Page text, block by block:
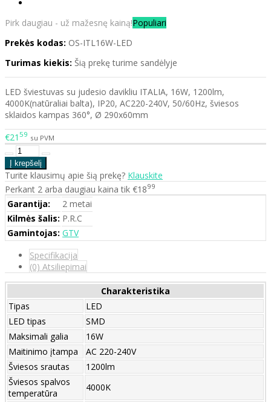
Pirk daugiau - už mažesnę kainą!Populiari
Prekės kodas: OS-ITL16W-LED
Turimas kiekis: Šią prekę turime sandėlyje
LED šviestuvas su judesio davikliu ITALIA, 16W, 1200lm,
4000K(natūraliai balta), IP20, AC220-240V, 50/60Hz, šviesos
sklaidos kampas 360°, Ø 290x60mm
€21 59 su PVM
Turite klausimų apie šią prekę? Klauskite
Perkant 2 arba daugiau kaina tik €1899
Garantija:
2 metai
Kilmės šalis: P.R.C
Gamintojas: GTV
Specifikacija
(0) Atsiliepimai
Charakteristika
Tipas
LED
LED tipas
SMD
Maksimali galia
16W
Maitinimo įtampa
AC 220-240V
Šviesos srautas
1200lm
Šviesos spalvos
temperatūra
4000K